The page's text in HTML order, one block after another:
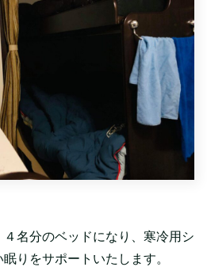
名分のベッドになり、寒冷用シ
りをサポートいたします。